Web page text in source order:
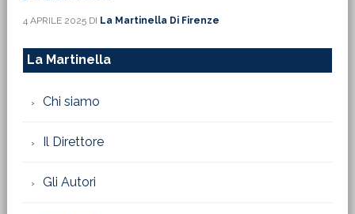
4 APRILE 2025DI La Martinella Di Firenze
La Martinella
Chi siamo
Il Direttore
Gli Autori